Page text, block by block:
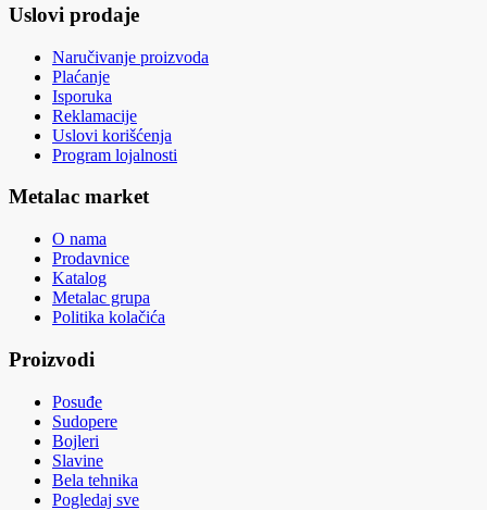
Uslovi prodaje
Naručivanje proizvoda
Plaćanje
Isporuka
Reklamacije
Uslovi korišćenja
Program lojalnosti
Metalac market
O nama
Prodavnice
Katalog
Metalac grupa
Politika kolačića
Proizvodi
Posuđe
Sudopere
Bojleri
Slavine
Bela tehnika
Pogledaj sve